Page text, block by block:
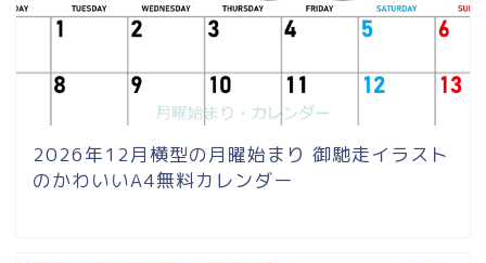
2026年12月横型の月曜始まり 御馳走イラスト
のかわいいA4無料カレンダー